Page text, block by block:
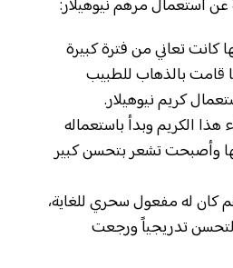
استعمال مرهم نيوهيلار:
كانت تعاني من فترة كبيرة
قامت بالذهاب للطبيب
كريم نيوهيلار.
الكريم وبدأ باستعماله
وأصبحت تشعر بتحسن كبير
كان له مفعول سحري للغاية،
تدريجياً ورجعت